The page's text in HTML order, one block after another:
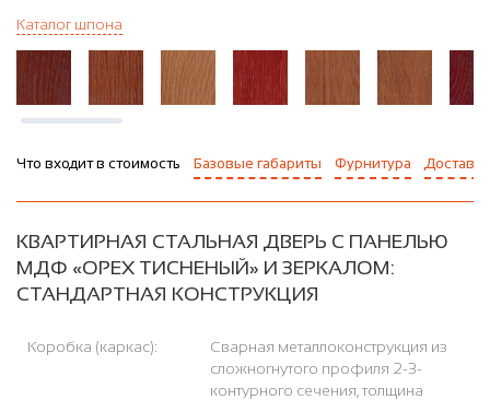
Каталог шпона
Что входит в стоимость Базовые габариты Фурнитура Доставка
КВАРТИРНАЯ СТАЛЬНАЯ ДВЕРЬ С ПАНЕЛЬЮ
МДФ «ОРЕХ ТИСНЕНЫЙ» И ЗЕРКАЛОМ:
СТАНДАРТНАЯ КОНСТРУКЦИЯ
Коробка (каркас):
Сварная металлоконструкция из
сложногнутого профиля 2-3-
контурного сечения, толщина